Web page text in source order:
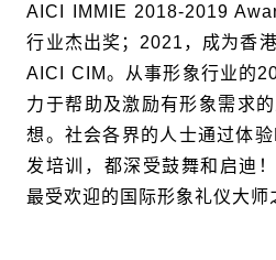
AICI IMMIE 2018-2019
行业杰出奖；2021，成为香
AICI CIM。从事形象行业的
力于帮助及激励有形象需求
想。社会各界的人士通过体验
发培训，都深受鼓舞和启迪！
最受欢迎的国际形象礼仪大师